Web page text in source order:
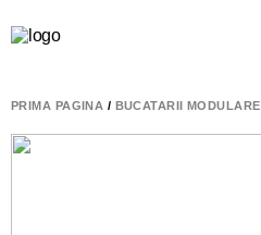
PRIMA PAGINĂ / BUCATARII MODULARE